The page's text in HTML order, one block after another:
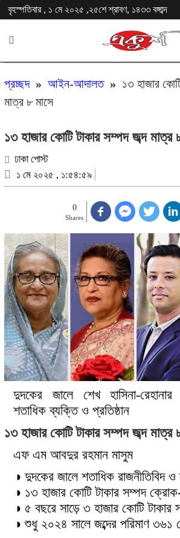
বৃহস্পতিবার , ১ মে ২০২৫ ,২৫শে শ্রাবণ, ১৪৩৩ বঙ্গাব্দ
প্রচ্ছদ» আইন-আদালত» ১৩ হাজার
মাত্র ৮ মাসে
১৩ হাজার কোটি টাকার সম্পদ জব্দ মাত্র
ঢাকা পোস্ট
১ মে ২০২৫ , ১:৫৪:৫৯
0
Shares
দুদকের জালে শেখ হাসিনা-রেহানার
শতাধিক ব্যক্তি ও প্রতিষ্ঠান
১৩ হাজার কোটি টাকার সম্পদ জব্দ মাত্র
এফ এম আবদুর রহমান মাসুম
◑ দুদকের জালে শতাধিক রাজনীতিবিদ ও
◑ ১৩ হাজার কোটি টাকার সম্পদ
◑ ৫ বছরে সাড়ে ৩ হাজার কোটি টাকার
◑ শুধু ২০২৪ সালে জব্দের পরিমাণ ৩৬১